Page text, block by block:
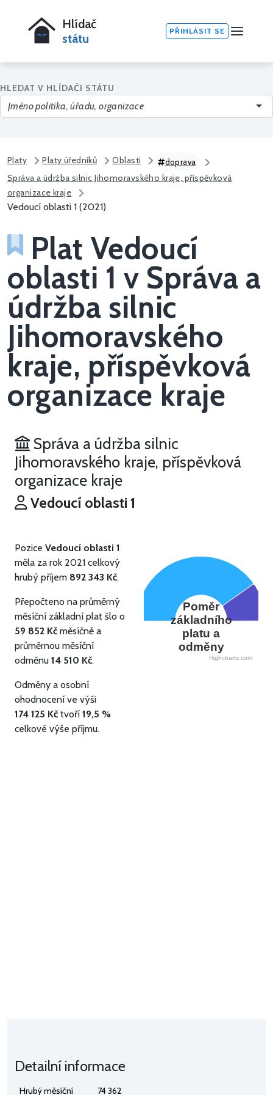
Hlídač
státu
PŘIHLÁSIT SE
HLEDAT V HLÍDAČI STÁTU
Platy Platy úředníků Oblasti doprava
Správa a údržba silnic Jihomoravského kraje, příspěvková
organizace kraje
Vedoucí oblasti 1 (2021)
Plat Vedoucí
oblasti 1 v Správa a
údržba silnic
Jihomoravského
kraje, příspěvková
organizace kraje
Správa a údržba silnic
Jihomoravského kraje, příspěvková
organizace kraje
Vedoucí oblasti 1
Pozice Vedoucí oblasti 1
měla za rok 2021 celkový
hrubý příjem 892 343 Kč.
Přepočteno na průměrný
měsíční základní plat šlo o
59 852 Kč měsíčně a
průměrnou měsíční
odměnu 14 510 Kč.
Odměny a osobní
ohodnocení ve výši
174 125 Kč tvoří 19,5 %
celkové výše příjmu.
Poměr
základního
platu a
odměny
Highcharts.com
Detailní informace
Hrubý měsíční 74 362